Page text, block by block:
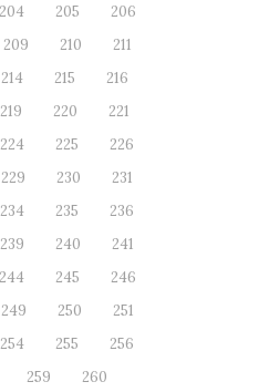
204 205
206
209 210
211
214 215
216
219 220
221
224 225
226
229 230
231
234 235
236
239 240
241
244 245
246
249 250
251
254 255
256
259 260